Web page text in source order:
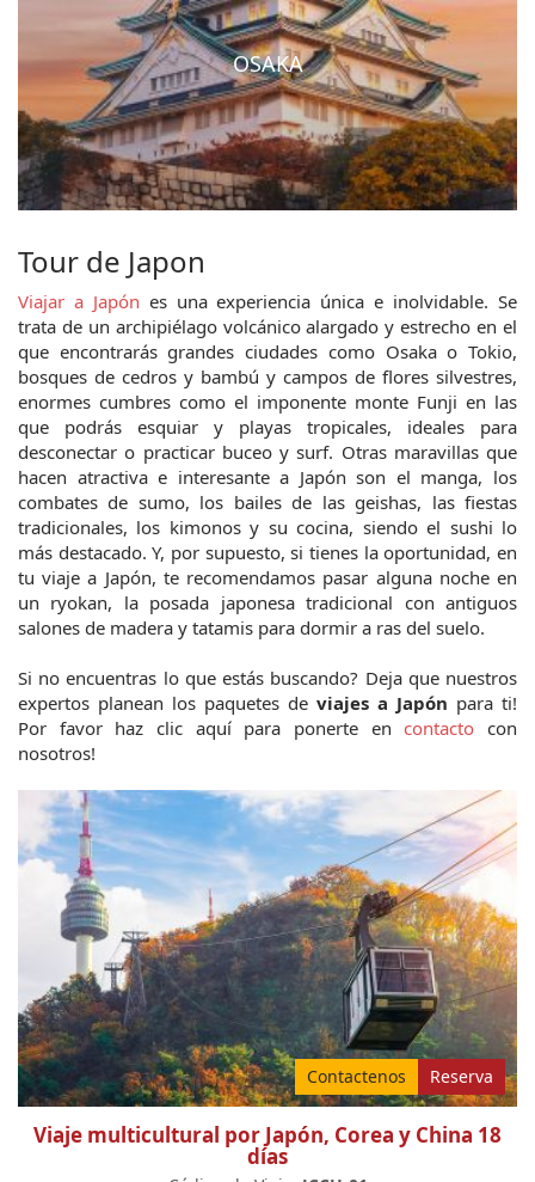
OSAKA
Tour de Japon
Viajar a Japón es una experiencia única e inolvidable. Se
trata de un archipiélago volcánico alargado y estrecho en el
que encontrarás grandes ciudades como Osaka o Tokio,
bosques de cedros y bambú y campos de flores silvestres,
enormes cumbres como el imponente monte Funji en las
que podrás esquiar y playas tropicales, ideales para
desconectar o practicar buceo y surf. Otras maravillas que
hacen atractiva e interesante a Japón son el manga, los
combates de sumo, los bailes de las geishas, las fiestas
tradicionales, los kimonos y su cocina, siendo el sushi lo
más destacado. Y, por supuesto, si tienes la oportunidad, en
tu viaje a Japón, te recomendamos pasar alguna noche en
un ryokan, la posada japonesa tradicional con antiguos
salones de madera y tatamis para dormir a ras del suelo.
Si no encuentras lo que estás buscando? Deja que nuestros
expertos planean los paquetes de viajes a Japón para ti!
Por favor haz clic aquí para ponerte en contactocon
nosotros!
Contactenos Reserva
Viaje multicultural por Japón, Corea y China 18
días